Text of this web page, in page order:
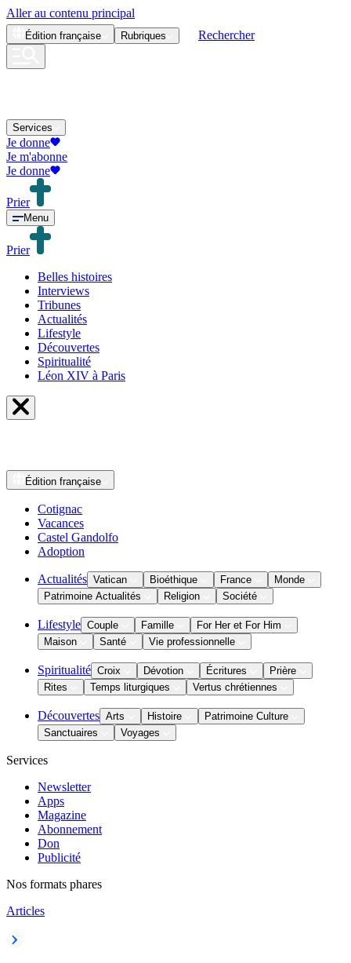
Aller au contenu principal
Édition française Rubriques Rechercher
Services
Je donne
Je m'abonne
Je donne
Prier
Menu
Prier
Belles histoires
Interviews
Tribunes
Actualités
Lifestyle
Découvertes
Spiritualité
Léon XIV à Paris
Édition française
Cotignac
Vacances
Castel Gandolfo
Adoption
Actualités Vatican Bioéthique France
Monde
Patrimoine Actualités
Religion Société
Lifestyle Couple Famille
For Her et For Him
Maison
Santé Vie professionnelle
Spiritualité Croix Dévotion Écritures
Prière
Rites
Temps liturgiques Vertus chrétiennes
Découvertes Arts Histoire
Patrimoine Culture
Sanctuaires
Voyages
Services
Newsletter
Apps
Magazine
Abonnement
Don
Publicité
Nos formats phares
Articles